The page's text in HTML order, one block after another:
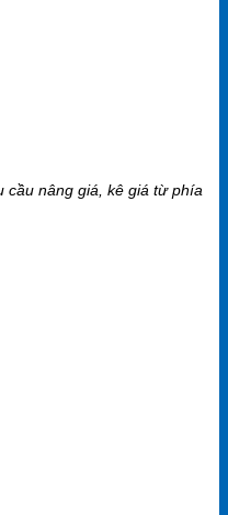
cầu nâng giá, kê giá từ phía